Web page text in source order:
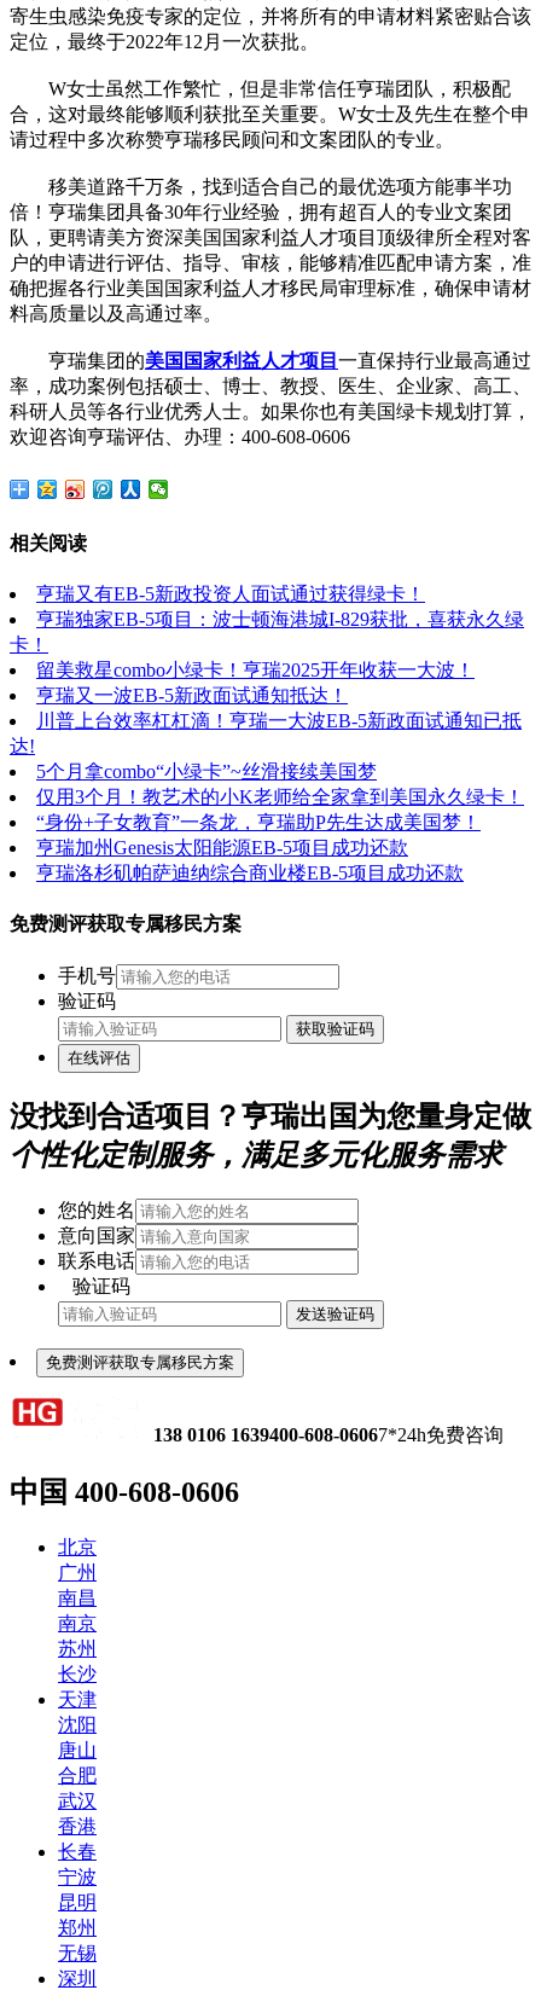
寄生虫感染免疫专家的定位，并将所有的申请材料紧密贴合该
定位，最终于2022年12月一次获批。
W女士虽然工作繁忙，但是非常信任亨瑞团队，积极配
合，这对最终能够顺利获批至关重要。W女士及先生在整个申
请过程中多次称赞亨瑞移民顾问和文案团队的专业。
移美道路千万条，找到适合自己的最优选项方能事半功
倍！亨瑞集团具备30年行业经验，拥有超百人的专业文案团
队，更聘请美方资深美国国家利益人才项目顶级律所全程对客
户的申请进行评估、指导、审核，能够精准匹配申请方案，准
确把握各行业美国国家利益人才移民局审理标准，确保申请材
料高质量以及高通过率。
亨瑞集团的美国国家利益人才项目 一直保持行业最高通过
率，成功案例包括硕士、博士、教授、医生、企业家、高工、
科研人员等各行业优秀人士。如果你也有美国绿卡规划打算，
欢迎咨询亨瑞评估、办理：400-608-0606
相关阅读
亨瑞又有EB-5新政投资人面试通过获得绿卡！
亨瑞独家EB-5项目：波士顿海港城I-829获批，喜获永久绿
卡！
留美救星combo小绿卡！亨瑞2025开年收获一大波！
亨瑞又一波EB-5新政面试通知抵达！
川普上台效率杠杠滴！亨瑞一大波EB-5新政面试通知已抵
达!
5个月拿combo“小绿卡”~丝滑接续美国梦
仅用3个月！教艺术的小K老师给全家拿到美国永久绿卡！
“身份+子女教育”一条龙，亨瑞助P先生达成美国梦！
亨瑞加州Genesis太阳能源EB-5项目成功还款
亨瑞洛杉矶帕萨迪纳综合商业楼EB-5项目成功还款
免费测评获取专属移民方案
手机号
验证码
获取验证码
在线评估
没找到合适项目？亨瑞出国为您量身定做
个性化定制服务，满足多元化服务需求
您的姓名
意向国家
联系电话
验证码
发送验证码
免费测评获取专属移民方案
138 0106 1639400-608-06067*24h免费咨询
中国 400-608-0606
北京
广州
南昌
南京
苏州
长沙
天津
沈阳
唐山
合肥
武汉
香港
长春
宁波
昆明
郑州
无锡
深圳